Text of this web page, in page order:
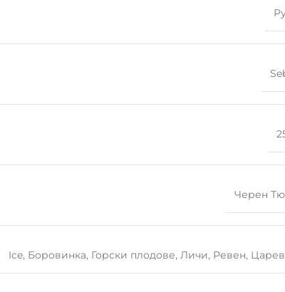
Черен
Ice, Боровинка, Горски плодове, Личи, Ревен,